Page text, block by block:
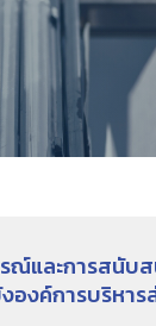
ณ์และการสนับ
งค์การบริหาร